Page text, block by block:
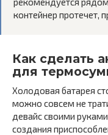
контейнер протечет,
Как сделать
для
Холодовая батарея
можно совсем не
девайс своими
создания